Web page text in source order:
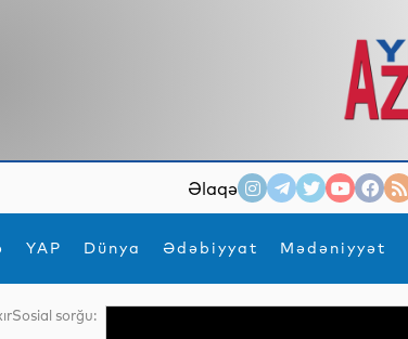
Əlaqə
YAP Dünya Ədəbiyyat Mədəniyyət
sorğu: